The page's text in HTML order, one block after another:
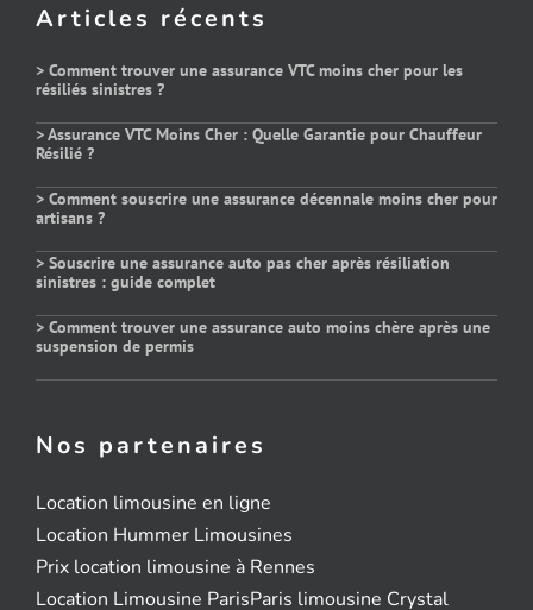
Articles récents
> Comment trouver une assurance VTC moins cher pour les
résiliés sinistres ?
> Assurance VTC Moins Cher : Quelle Garantie pour Chauffeur
Résilié ?
> Comment souscrire une assurance décennale moins cher pour
artisans ?
> Souscrire une assurance auto pas cher après résiliation
sinistres : guide complet
> Comment trouver une assurance auto moins chère après une
suspension de permis
Nos partenaires
Location limousine en ligne
Location Hummer Limousines
Prix location limousine à Rennes
Location Limousine ParisParis limousine Crystal